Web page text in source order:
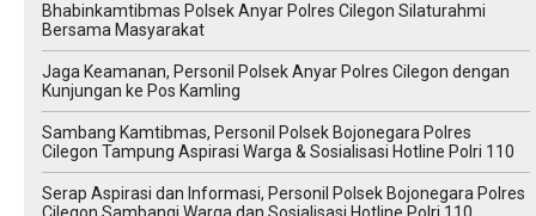
Bhabinkamtibmas Polsek Anyar Polres Cilegon Silaturahmi
Bersama Masyarakat
Jaga Keamanan, Personil Polsek Anyar Polres Cilegon dengan
Kunjungan ke Pos Kamling
Sambang Kamtibmas, Personil Polsek Bojonegara Polres
Cilegon Tampung Aspirasi Warga & Sosialisasi Hotline Polri 110
Serap Aspirasi dan Informasi, Personil Polsek Bojonegara Polres